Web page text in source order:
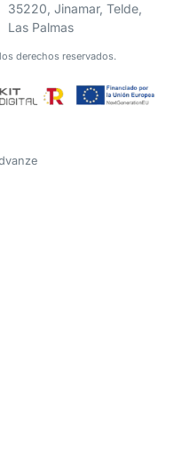
35220, Jinamar, Telde,
Las Palmas
derechos reservados.